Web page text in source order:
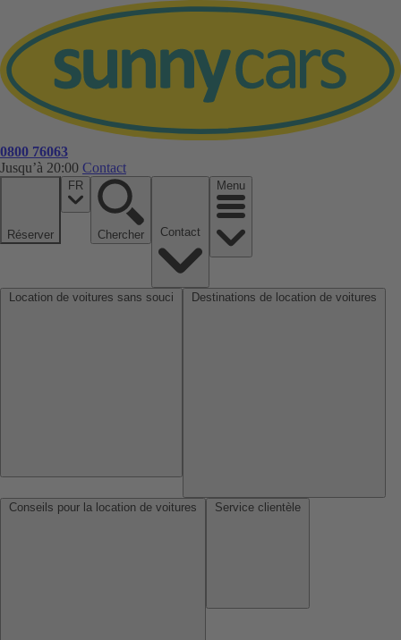
0800 76063
Jusqu’à 20:00 Contact
Réserver
FR
Chercher
Menu